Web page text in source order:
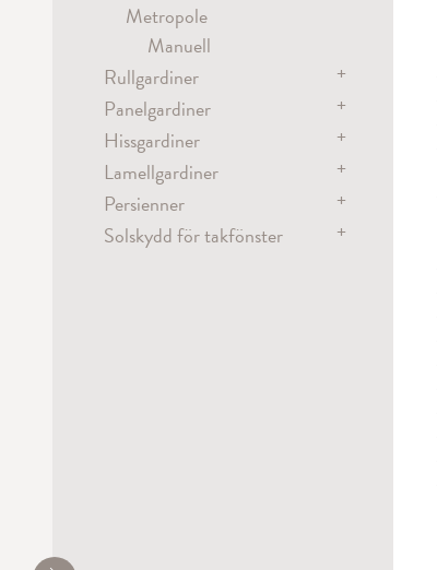
Metropole
Manuell
Rullgardiner
+
Rullgardiner
Motoriserad
Batteri
Kulkedja
Fjäderbelastad
Panelgardiner
+
Panelgardiner
Manuell / Dragstav
Motoriserad
Flexibla panelgardinsystem
Hissgardiner
+
Motoriserad
Batteri
Kulkedja
Lamellgardiner
+
Motoriserad
Kulkedja
Persienner
+
Motoriserad
Solskydd för takfönster
+